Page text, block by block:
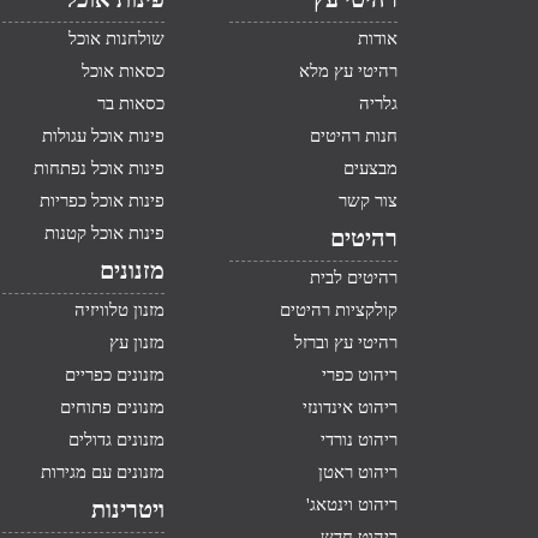
אודות
רהיטי עץ מלא
גלריה
חנות רהיטים
מבצעים
צור קשר
רהיטים
רהיטים לבית
קולקציות רהיטים
רהיטי עץ וברזל
ריהוט כפרי
ריהוט אינדונזי
ריהוט נורדי
ריהוט ראטן
ריהוט וינטאג'
שולחנות אוכל
כסאות אוכל
כסאות בר
פינות אוכל עגולות
פינות אוכל נפתחות
פינות אוכל כפריות
פינות אוכל קטנות
מזנונים
מזנון טלוויזיה
מזנון עץ
מזנונים כפריים
מזנונים פתוחים
מזנונים גדולים
מזנונים עם מגירות
ויטרינות